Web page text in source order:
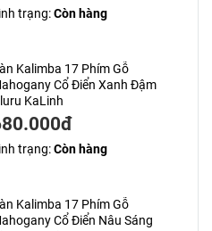
trạng:Còn hàng
Kalimba 17 Phím Gỗ
Cổ Điển Xanh Đậm
KaLinh
trạng:Còn hàng
Kalimba 17 Phím Gỗ
Cổ Điển Nâu Sáng